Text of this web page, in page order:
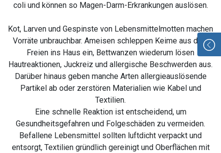
coli und können so Magen-Darm-Erkrankungen auslösen.
Kot, Larven und Gespinste von Lebensmittelmotten machen
Vorräte unbrauchbar. Ameisen schleppen Keime aus dem
Freien ins Haus ein, Bettwanzen wiederum lösen
Hautreaktionen, Juckreiz und allergische Beschwerden aus.
Darüber hinaus geben manche Arten allergieauslösende
Partikel ab oder zerstören Materialien wie Kabel und
Textilien.
Eine schnelle Reaktion ist entscheidend, um
Gesundheitsgefahren und Folgeschäden zu vermeiden.
Befallene Lebensmittel sollten luftdicht verpackt und
entsorgt, Textilien gründlich gereinigt und Oberflächen mit